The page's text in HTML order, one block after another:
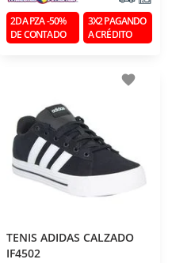
2DA PZA -50%
DE CONTADO
3X2 PAGANDO
A CRÉDITO
favorite
TENIS ADIDAS CALZADO
IF4502